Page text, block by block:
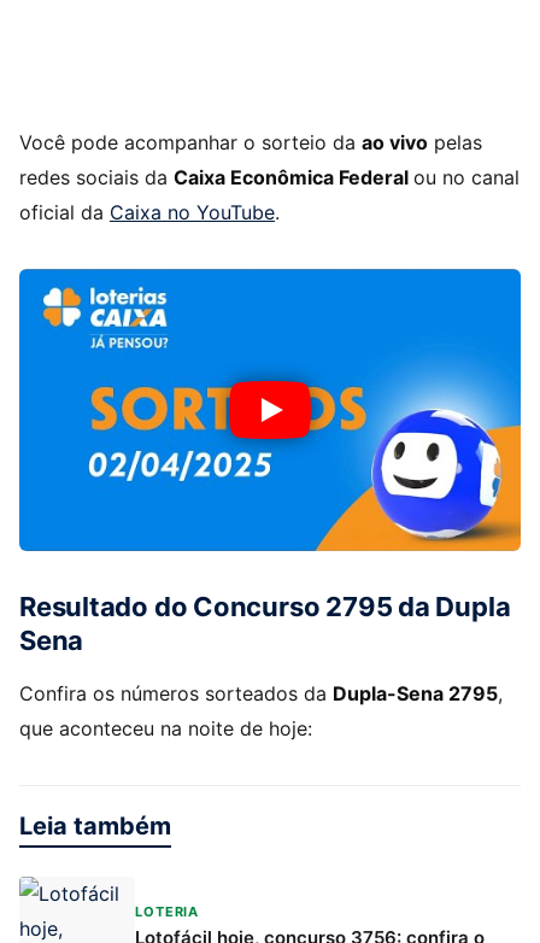
Você pode acompanhar o sorteio da ao vivo pelas
redes sociais da Caixa Econômica Federal ou no canal
oficial da Caixa no YouTube.
Resultado do Concurso 2795 da Dupla
Sena
Confira os números sorteados da Dupla-Sena 2795,
que aconteceu na noite de hoje:
Leia também
LOTERIA
Lotofácil hoje, concurso 3756: confira o